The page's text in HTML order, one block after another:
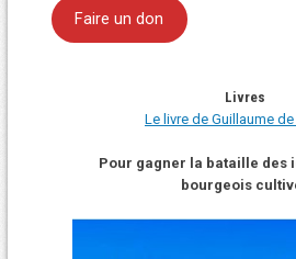
Faire un don
Livres
Le livre de Guillaume
Pour gagner la bataille des
bourgeois